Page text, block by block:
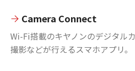
Camera Connect
Wi-Fi搭載のキヤノンのデジタル
撮影などが行えるスマホアプリ。